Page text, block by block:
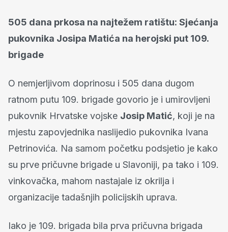
505 dana prkosa na najtežem ratištu: Sjećanja
pukovnika Josipa Matića na herojski put 109.
brigade
O nemjerljivom doprinosu i 505 dana dugom
ratnom putu 109. brigade govorio je i umirovljeni
pukovnik Hrvatske vojske Josip Matić, koji je na
mjestu zapovjednika naslijedio pukovnika Ivana
Petrinovića. Na samom početku podsjetio je kako
su prve pričuvne brigade u Slavoniji, pa tako i 109.
vinkovačka, mahom nastajale iz okrilja i
organizacije tadašnjih policijskih uprava.
Iako je 109. brigada bila prva pričuvna brigada